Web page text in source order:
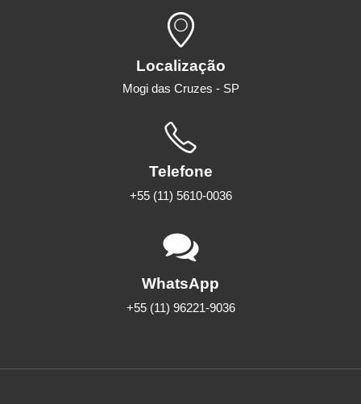
Localização
Mogi das Cruzes - SP
Telefone
+55 (11) 5610-0036
WhatsApp
+55 (11) 96221-9036